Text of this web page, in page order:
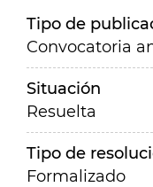
Tipo de
Convocatoria
Situación
Resuelta
Tipo de
Formalizado